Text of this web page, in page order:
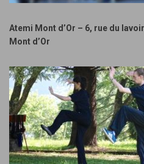
Atemi Mont d’Or – 6, rue du
Mont d’Or